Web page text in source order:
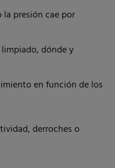
presión cae por
dónde y
en función de los
derroches o